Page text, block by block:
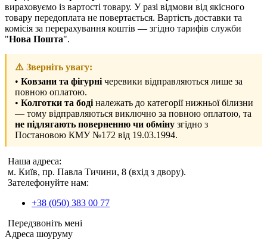
вираховуємо із вартості товару. У разі відмови від якісного
товару передоплата не повертається. Вартість доставки та
комісія за перерахування коштів — згідно тарифів служби
"Нова Пошта".
⚠️ Зверніть увагу:
• Ковзани та фігурні черевики відправляються лише за
повною оплатою.
• Колготки та боді належать до категорії нижньої білизни
— тому відправляються виключно за повною оплатою, та
не підлягають поверненню чи обміну згідно з
Постановою КМУ №172 від 19.03.1994.
Наша адреса:
м. Київ, пр. Павла Тичини, 8 (вхід з двору).
Зателефонуйте нам:
+38 (050) 383 00 77
Передзвоніть мені
Адреса шоуруму